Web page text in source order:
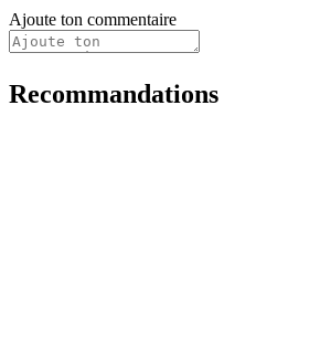
Ajoute ton commentaire
Recommandations